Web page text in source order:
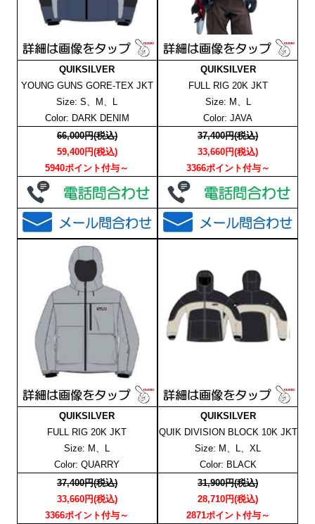
QUIKSILVER
YOUNG GUNS GORE-TEX JKT
Size: S、M、L
Color: DARK DENIM
66,000円(税込)
59,400円(税込)
5940ポイント付与～
QUIKSILVER
FULL RIG 20K JKT
Size: M、L
Color: JAVA
37,400円(税込)
33,660円(税込)
3366ポイント付与～
QUIKSILVER
FULL RIG 20K JKT
Size: M、L
Color: QUARRY
37,400円(税込)
33,660円(税込)
3366ポイント付与～
QUIKSILVER
QUIK DIVISION BLOCK 10K JKT
Size: M、L、XL
Color: BLACK
31,900円(税込)
28,710円(税込)
2871ポイント付与～